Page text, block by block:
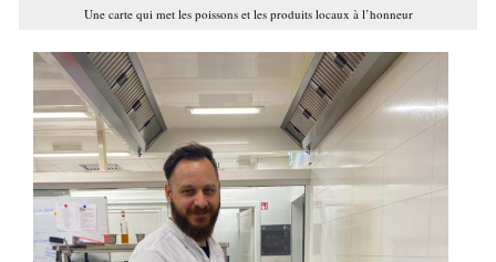
Une carte qui met les poissons et les produits locaux à l’honneur